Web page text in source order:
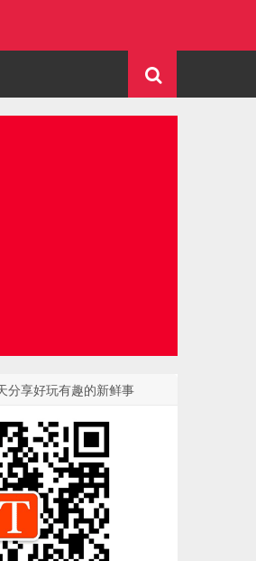
分享好玩有趣的新鲜事